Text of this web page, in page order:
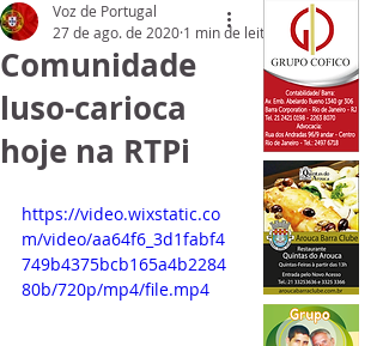
Comunidade
luso-carioca
hoje na RTPi
Voz de Portugal
27 de ago. de 2020 1 min de leitura
https://video.wixstatic.co
m/video/aa64f6_3d1fabf4
749b4375bcb165a4b2284
80b/720p/mp4/file.mp4